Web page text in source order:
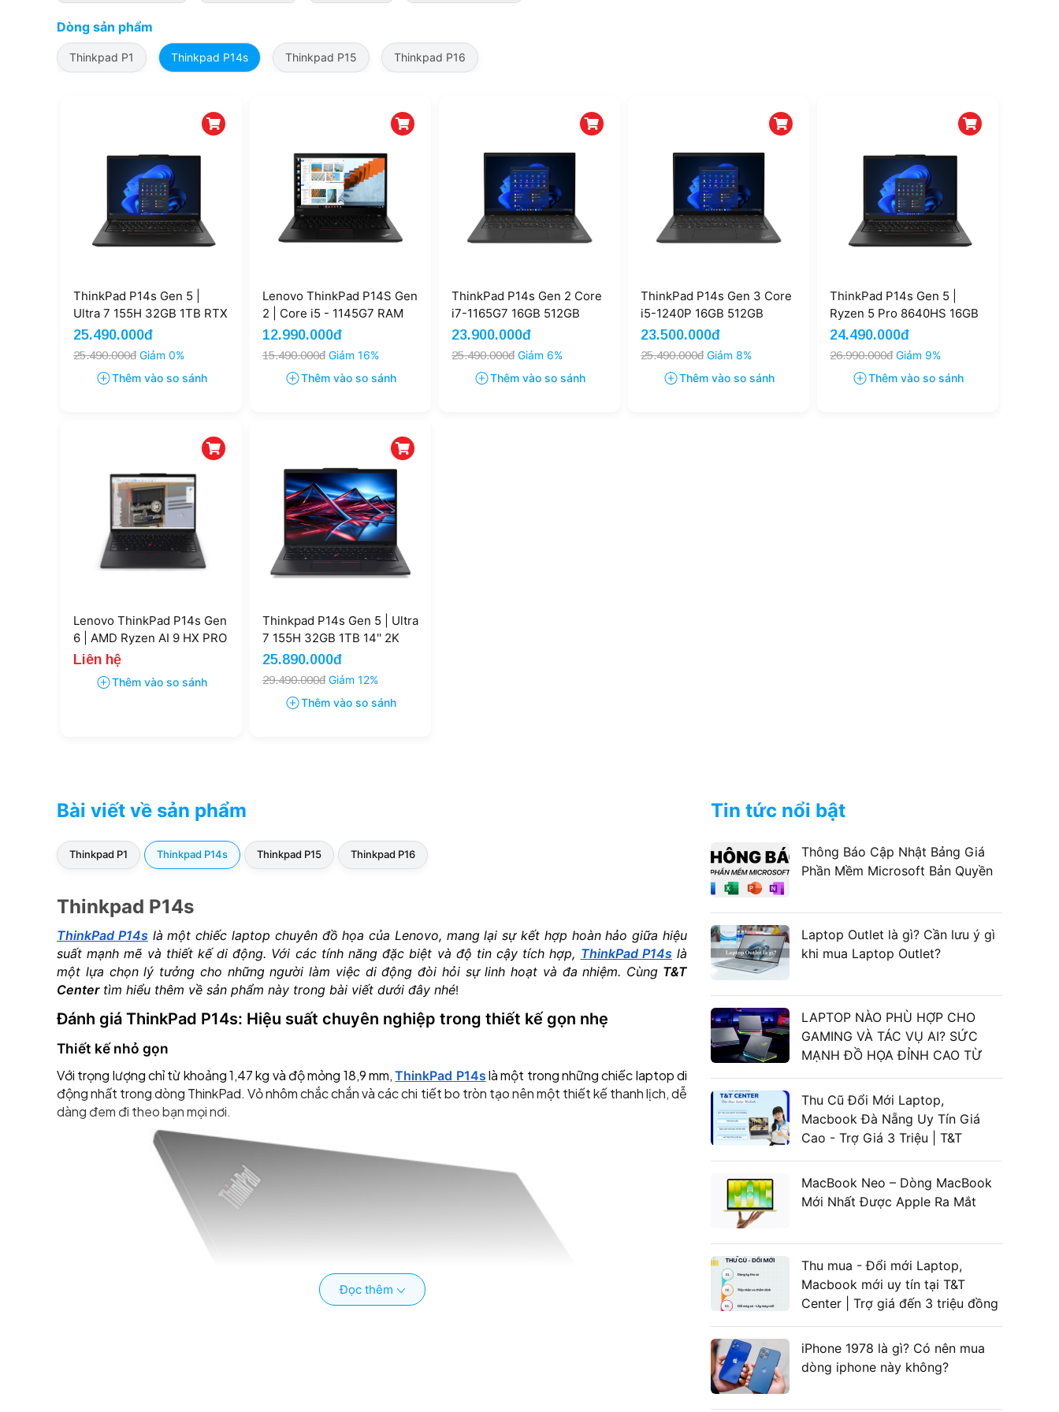
Dòng sản phẩm
Thinkpad P1 Thinkpad P14s Thinkpad P15 Thinkpad P16
ThinkPad P14s Gen 5 |
Ultra 7 155H 32GB 1TB RTX
A500 4GB 14''5 FHD+
(New)
25.490.000đ
25.490.000đ Giảm 0%
Thêm vào so sánh
Lenovo ThinkPad P14S Gen
2 | Core i5 - 1145G7 RAM
16GB SSD 256GB Quadro
T500 14'' FHD Touch
12.990.000đ
15.490.000đ Giảm 16%
Thêm vào so sánh
ThinkPad P14s Gen 2 Core
i7-1165G7 16GB 512GB
T500 4GB
23.900.000đ
25.490.000đ Giảm 6%
Thêm vào so sánh
ThinkPad P14s Gen 3 Core
i5-1240P 16GB 512GB
Nividia T550 4GB
23.500.000đ
25.490.000đ Giảm 8%
Thêm vào so sánh
ThinkPad P14s Gen 5 |
Ryzen 5 Pro 8640HS 16GB
512G FHD (New)
24.490.000đ
26.990.000đ Giảm 9%
Thêm vào so sánh
Lenovo ThinkPad P14s Gen
6 | AMD Ryzen AI 9 HX PRO
370 64GB 1TB 14'' WUXGA
(NewSeal)
Liên hệ
Thêm vào so sánh
Thinkpad P14s Gen 5 | Ultra
7 155H 32GB 1TB 14'' 2K
Touch (NewSeal)
25.890.000đ
29.490.000đ Giảm 12%
Thêm vào so sánh
Bài viết về sản phẩm
Thinkpad P1 Thinkpad P14s Thinkpad P15 Thinkpad P16
Thinkpad P14s
ThinkPad P14slà một chiếc laptop chuyên đồ họa của Lenovo, mang lại sự kết hợp hoàn hảo giữa hiệu
suất mạnh mẽ và thiết kế di động. Với các tính năng đặc biệt và độ tin cậy tích hợp, ThinkPad P14slà
một lựa chọn lý tưởng cho những người làm việc di động đòi hỏi sự linh hoạt và đa nhiệm. Cùng T&T
Centertìm hiểu thêm về sản phẩm này trong bài viết dưới đây nhé!
Đánh giá ThinkPad P14s: Hiệu suất chuyên nghiệp trong thiết kế gọn nhẹ
Thiết kế nhỏ gọn
Với trọng lượng chỉ từ khoảng 1,47 kg và độ mỏng 18,9 mm,ThinkPad P14s là một trong những chiếc laptop di
động nhất trong dòng ThinkPad. Vỏ nhôm chắc chắn và các chi tiết bo tròn tạo nên một thiết kế thanh lịch, dễ
dàng đem đi theo bạn mọi nơi.
Đọc thêm
Tin tức nổi bật
Thông Báo Cập Nhật Bảng Giá
Phần Mềm Microsoft Bản Quyền
Laptop Outlet là gì? Cần lưu ý gì
khi mua Laptop Outlet?
LAPTOP NÀO PHÙ HỢP CHO
GAMING VÀ TÁC VỤ AI? SỨC
MẠNH ĐỒ HỌA ĐỈNH CAO TỪ
LAPTOP ASUS GAMING
Thu Cũ Đổi Mới Laptop,
Macbook Đà Nẵng Uy Tín Giá
Cao - Trợ Giá 3 Triệu | T&T
Center
MacBook Neo – Dòng MacBook
Mới Nhất Được Apple Ra Mắt
Thu mua - Đổi mới Laptop,
Macbook mới uy tín tại T&T
Center | Trợ giá đến 3 triệu đồng
iPhone 1978 là gì? Có nên mua
dòng iphone này không?